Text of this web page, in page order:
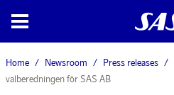
Home Newsroom Press releases
valberedningen för SAS AB